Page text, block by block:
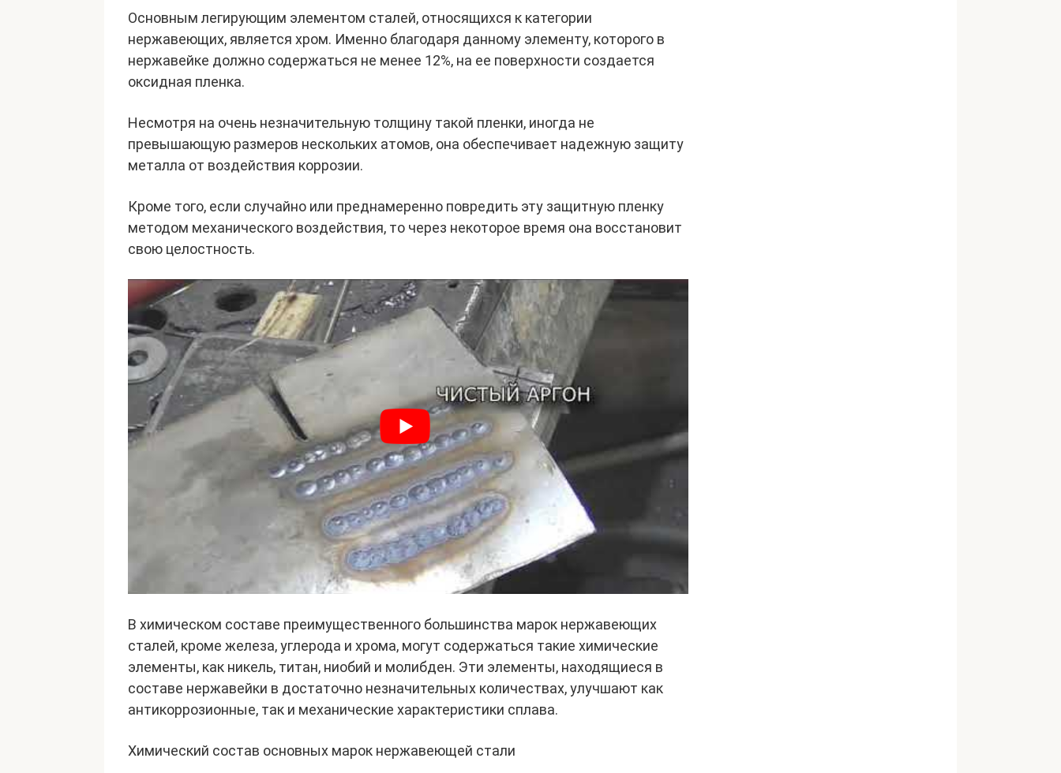
Основным легирующим элементом сталей, относящихся к категории
нержавеющих, является хром. Именно благодаря данному элементу, которого в
нержавейке должно содержаться не менее 12%, на ее поверхности создается
оксидная пленка.
Несмотря на очень незначительную толщину такой пленки, иногда не
превышающую размеров нескольких атомов, она обеспечивает надежную защиту
металла от воздействия коррозии.
Кроме того, если случайно или преднамеренно повредить эту защитную пленку
методом механического воздействия, то через некоторое время она восстановит
свою целостность.
В химическом составе преимущественного большинства марок нержавеющих
сталей, кроме железа, углерода и хрома, могут содержаться такие химические
элементы, как никель, титан, ниобий и молибден. Эти элементы, находящиеся в
составе нержавейки в достаточно незначительных количествах, улучшают как
антикоррозионные, так и механические характеристики сплава.
Химический состав основных марок нержавеющей стали